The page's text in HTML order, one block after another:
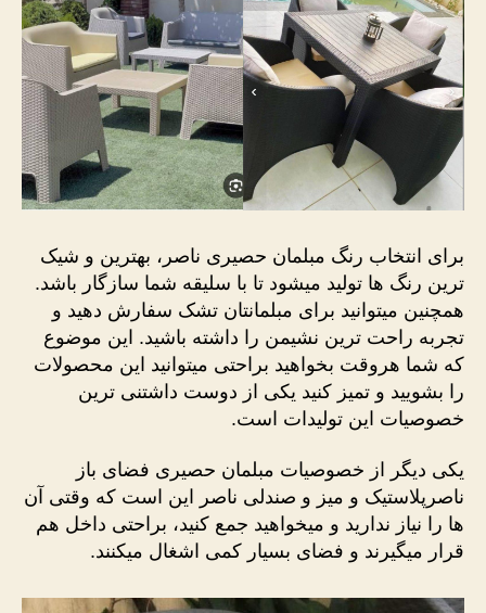
برای انتخاب رنگ مبلمان حصیری ناصر، بهترین و شیک
ترین رنگ ها تولید میشود تا با سلیقه شما سازگار باشد.
همچنین میتوانید برای مبلمانتان تشک سفارش دهید و
تجربه راحت ترین نشیمن را داشته باشید. این موضوع
که شما هروقت بخواهید براحتی میتوانید این محصولات
را بشویید و تمیز کنید یکی از دوست داشتنی ترین
خصوصیات این تولیدات است.
یکی دیگر از خصوصیات مبلمان حصیری فضای باز
ناصرپلاستیک و میز و صندلی ناصر این است که وقتی آن
ها را نیاز ندارید و میخواهید جمع کنید، براحتی داخل هم
قرار میگیرند و فضای بسیار کمی اشغال میکنند.